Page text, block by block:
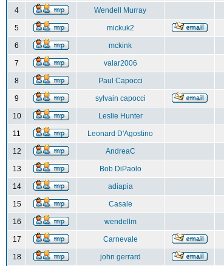
4 Wendell Murray
5 mickuk2
6 mckink
7 valar2006
8 Paul Capocci
9 sylvain capocci
10 Leslie Hunter
11 Leonard D'Agostino
12 AndreaC
13 Bob DiPaolo
14 adiapia
15 Casale
16 wendellm
17 Carnevale
18 john gerrard